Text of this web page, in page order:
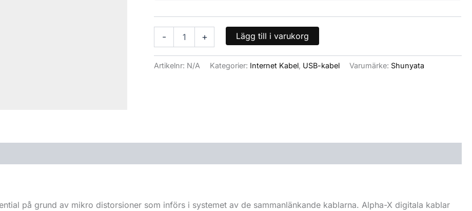
- + Lägg till i varukorg
Artikelnr: N/A Kategorier: Internet Kabel, USB-kabel Varumärke: Shunyata
på grund av mikro distorsioner som införs i systemet av de sammanlänkande kablarna. Alpha-X digitala kablar